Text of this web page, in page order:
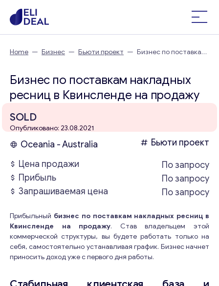
Home — Бизнес — Бьюти проект — Бизнес по поставкам
Бизнес по поставкам накладных
ресниц в Квинсленде на продажу
SOLD
Опубликовано: 23.08.2021
Oceania - Australia
Бьюти проект
Цена продажи
По запросу
Прибыль
По запросу
Запрашиваемая цена
По запросу
Прибыльный бизнес по поставкам накладных ресниц в
Квинсленде на продажу. Став владельцем этой
коммерческой структуры, вы будете работать только на
себя, самостоятельно устанавливая график. Бизнес начнет
приносить доход уже с первого дня работы.